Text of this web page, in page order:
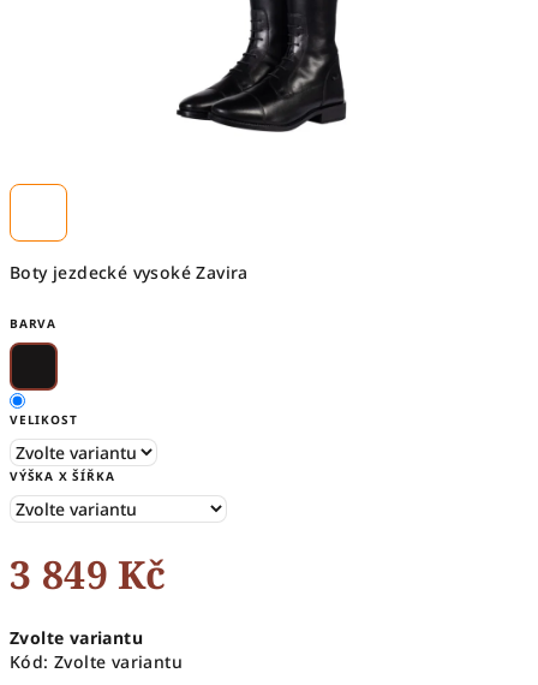
Boty jezdecké vysoké Zavira
BARVA
VELIKOST
VÝŠKA X ŠÍŘKA
3 849 Kč
cena:
Zvolte variantu
Kód: Zvolte variantu